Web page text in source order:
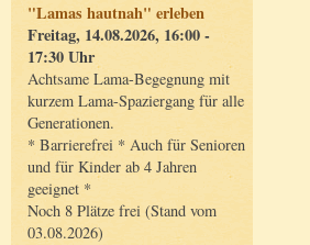
"Lamas hautnah" erleben
Freitag, 14.08.2026, 16:00 -
17:30 Uhr
Achtsame Lama-Begegnung mit
kurzem Lama-Spaziergang für alle
Generationen.
* Barrierefrei * Auch für Senioren
und für Kinder ab 4 Jahren
geeignet *
Noch 8 Plätze frei (Stand vom
03.08.2026)